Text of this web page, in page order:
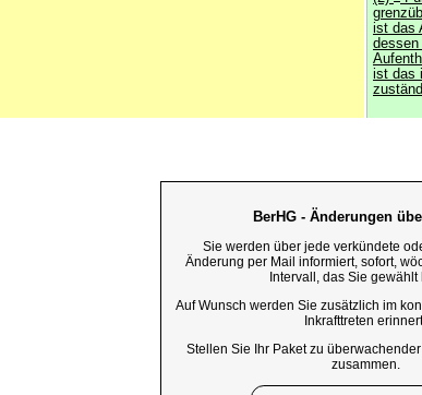
ist das
dessen
ist das
BerHG - Änderungen
Sie werden über jede verkündete
Änderung per Mail informiert, sofort,
Intervall, das Sie gewählt
Auf Wunsch werden Sie zusätzlich im
Inkrafttreten
Stellen Sie Ihr Paket zu
zusammen.